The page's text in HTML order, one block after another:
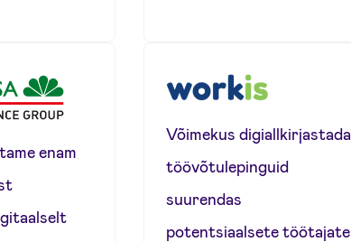
enam
Võimekus digiallkirjastada
töövõtulepinguid
suurendas
potentsiaalsete töötajate